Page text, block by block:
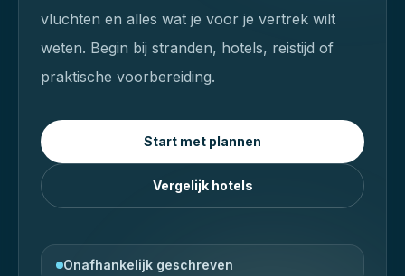
vluchten en alles wat je voor je vertrek wilt
weten. Begin bij stranden, hotels, reistijd of
praktische voorbereiding.
Start met plannen
Vergelijk hotels
Onafhankelijk geschreven